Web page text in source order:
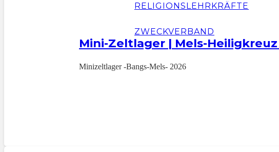
RELIGIONSLEHRKRÄFTE
ZWECKVERBAND
Mini-Zeltlager | Mels-Heiligkreuz
Minizeltlager -Bangs-Mels- 2026